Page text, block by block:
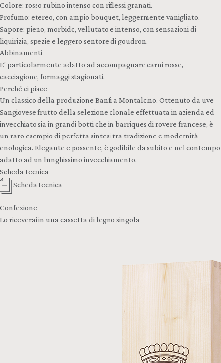
Colore: rosso rubino intenso con riflessi granati.
Profumo: etereo, con ampio bouquet, leggermente vanigliato.
Sapore: pieno, morbido, vellutato e intenso, con sensazioni di
liquirizia, spezie e leggero sentore di goudron.
Abbinamenti
E’ particolarmente adatto ad accompagnare carni rosse,
cacciagione, formaggi stagionati.
Perché ci piace
Un classico della produzione Banfi a Montalcino. Ottenuto da uve
Sangiovese frutto della selezione clonale effettuata in azienda ed
invecchiato sia in grandi botti che in barriques di rovere francese, è
un raro esempio di perfetta sintesi tra tradizione e modernità
enologica. Elegante e possente, è godibile da subito e nel contempo
adatto ad un lunghissimo invecchiamento.
Scheda tecnica
Scheda tecnica
Confezione
Lo riceverai in una cassetta di legno singola